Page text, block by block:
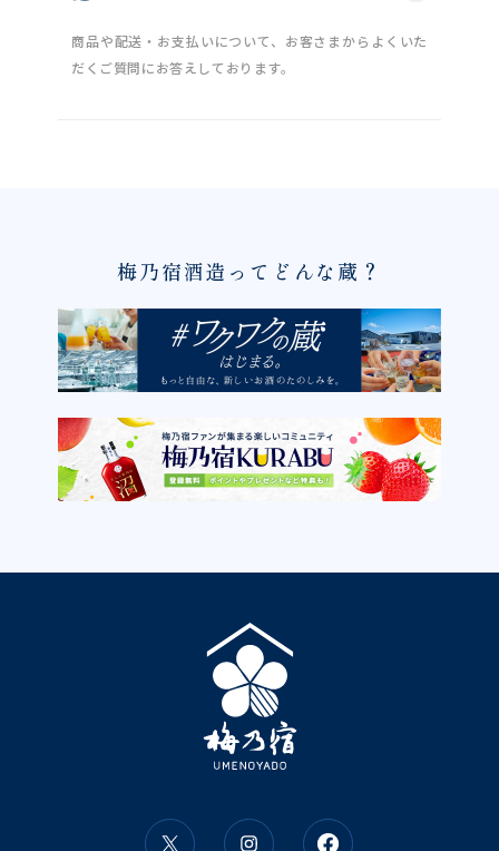
商品や配送・お支払いについて、お客さまからよくいた
だくご質問にお答えしております。
梅乃宿酒造ってどんな蔵？